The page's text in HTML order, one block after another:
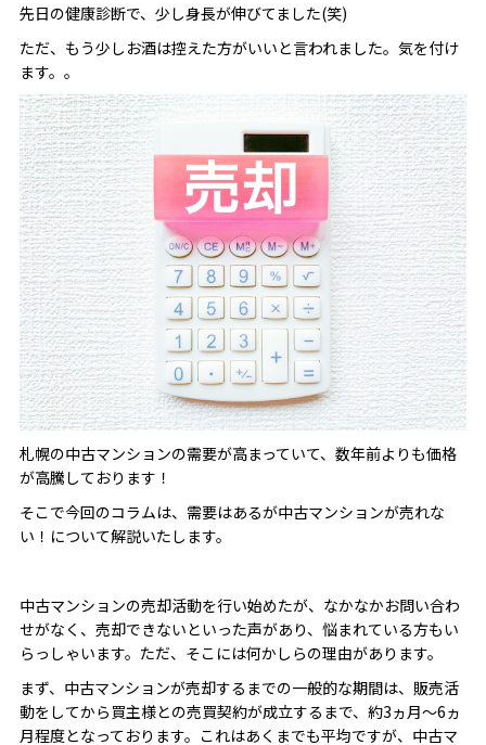
先日の健康診断で、少し身長が伸びてました(笑)
ただ、もう少しお酒は控えた方がいいと言われました。気を付け
ます。。
札幌の中古マンションの需要が高まっていて、数年前よりも価格
が高騰しております！
そこで今回のコラムは、需要はあるが中古マンションが売れな
い！について解説いたします。
中古マンションの売却活動を行い始めたが、なかなかお問い合わ
せがなく、売却できないといった声があり、悩まれている方もい
らっしゃいます。ただ、そこには何かしらの理由があります。
まず、中古マンションが売却するまでの一般的な期間は、販売活
動をしてから買主様との売買契約が成立するまで、約3ヵ月～6ヵ
月程度となっております。これはあくまでも平均ですが、中古マ